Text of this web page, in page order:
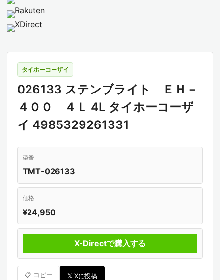
タイホーコーザイ
026133 ステンブライト ＥＨ－
４００ ４Ｌ 4L タイホーコーザ
イ 4985329261331
型番
TMT-026133
価格
¥24,950
X-Directで購入する
📋 コピー 𝕏 Xに投稿